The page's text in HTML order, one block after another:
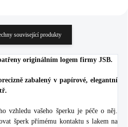
související produkty
originálním logem firmy JSB.
zabalený v papírové, elegantní
vzhledu vašeho šperku je péče o něj.
šperk přímému kontaktu s lakem na